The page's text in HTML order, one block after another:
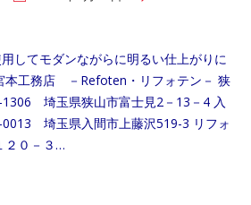
してモダンながらに明るい仕上がりに
本工務店 －Refoten・リフォテン－ 狭
埼玉県狭山市富士見2－13－4 入
埼玉県入間市上藤沢519-3 リフォ
２０－３…